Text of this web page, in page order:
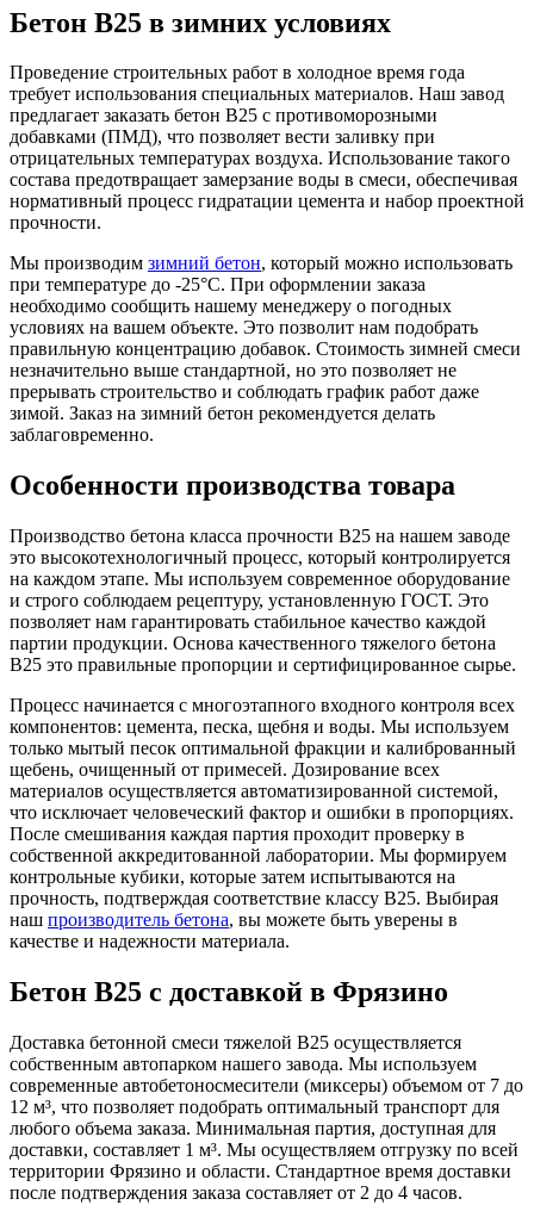
Бетон B25 в зимних условиях
Проведение строительных работ в холодное время года
требует использования специальных материалов. Наш завод
предлагает заказать бетон B25 с противоморозными
добавками (ПМД), что позволяет вести заливку при
отрицательных температурах воздуха. Использование такого
состава предотвращает замерзание воды в смеси, обеспечивая
нормативный процесс гидратации цемента и набор проектной
прочности.
Мы производим зимний бетон, который можно использовать
при температуре до -25°C. При оформлении заказа
необходимо сообщить нашему менеджеру о погодных
условиях на вашем объекте. Это позволит нам подобрать
правильную концентрацию добавок. Стоимость зимней смеси
незначительно выше стандартной, но это позволяет не
прерывать строительство и соблюдать график работ даже
зимой. Заказ на зимний бетон рекомендуется делать
заблаговременно.
Особенности производства товара
Производство бетона класса прочности B25 на нашем заводе
это высокотехнологичный процесс, который контролируется
на каждом этапе. Мы используем современное оборудование
и строго соблюдаем рецептуру, установленную ГОСТ. Это
позволяет нам гарантировать стабильное качество каждой
партии продукции. Основа качественного тяжелого бетона
B25 это правильные пропорции и сертифицированное сырье.
Процесс начинается с многоэтапного входного контроля всех
компонентов: цемента, песка, щебня и воды. Мы используем
только мытый песок оптимальной фракции и калиброванный
щебень, очищенный от примесей. Дозирование всех
материалов осуществляется автоматизированной системой,
что исключает человеческий фактор и ошибки в пропорциях.
После смешивания каждая партия проходит проверку в
собственной аккредитованной лаборатории. Мы формируем
контрольные кубики, которые затем испытываются на
прочность, подтверждая соответствие классу B25. Выбирая
наш производитель бетона, вы можете быть уверены в
качестве и надежности материала.
Бетон B25 с доставкой в Фрязино
Доставка бетонной смеси тяжелой В25 осуществляется
собственным автопарком нашего завода. Мы используем
современные автобетоносмесители (миксеры) объемом от 7 до
12 м³, что позволяет подобрать оптимальный транспорт для
любого объема заказа. Минимальная партия, доступная для
доставки, составляет 1 м³. Мы осуществляем отгрузку по всей
территории Фрязино и области. Стандартное время доставки
после подтверждения заказа составляет от 2 до 4 часов.